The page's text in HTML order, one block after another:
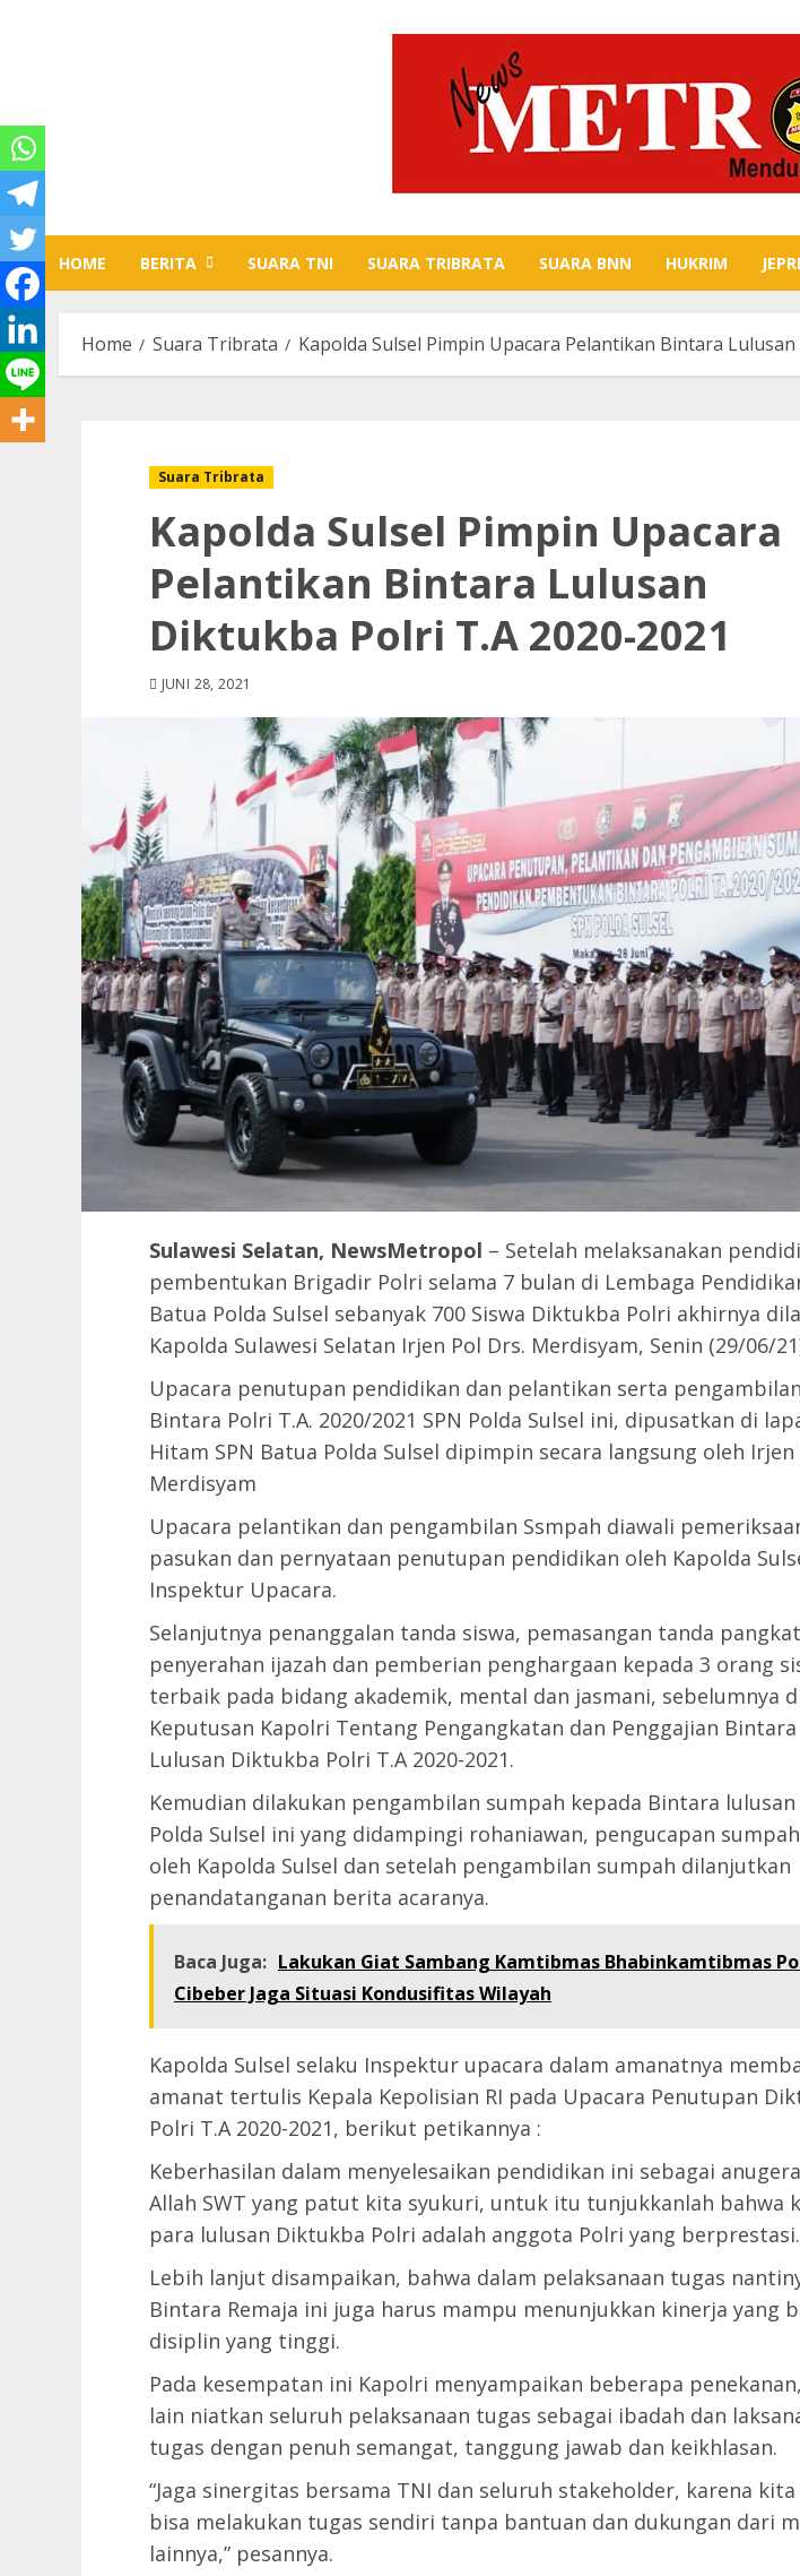
HOME BERITA SUARA TNI SUARA TRIBRATA SUARA BNN HUKRIM
Home Suara Tribrata Kapolda Sulsel Pimpin Upacara Pelantikan Bintara
Suara Tribrata
Kapolda Sulsel Pimpin Upacara
Pelantikan Bintara Lulusan
Diktukba Polri T.A 2020-2021
JUNI 28, 2021
Sulawesi Selatan, NewsMetropol – Setelah melaksanakan
pembentukan Brigadir Polri selama 7 bulan di Lembaga
Batua Polda Sulsel sebanyak 700 Siswa Diktukba Polri akhirnya
Kapolda Sulawesi Selatan Irjen Pol Drs. Merdisyam, Senin (29/06/
Upacara penutupan pendidikan dan pelantikan serta
Bintara Polri T.A. 2020/2021 SPN Polda Sulsel ini, dipusatkan di
Hitam SPN Batua Polda Sulsel dipimpin secara langsung oleh Irjen
Merdisyam
Upacara pelantikan dan pengambilan Ssmpah diawali
pasukan dan pernyataan penutupan pendidikan oleh Kapolda
Inspektur Upacara.
Selanjutnya penanggalan tanda siswa, pemasangan tanda
penyerahan ijazah dan pemberian penghargaan kepada 3 orang
terbaik pada bidang akademik, mental dan jasmani, sebelumnya
Keputusan Kapolri Tentang Pengangkatan dan Penggajian
Lulusan Diktukba Polri T.A 2020-2021.
Kemudian dilakukan pengambilan sumpah kepada Bintara lulusan
Polda Sulsel ini yang didampingi rohaniawan, pengucapan
oleh Kapolda Sulsel dan setelah pengambilan sumpah dilanjutkan
penandatanganan berita acaranya.
Baca Juga: Lakukan Giat Sambang Kamtibmas Bhabinkamtibmas
Cibeber Jaga Situasi Kondusifitas Wilayah
Kapolda Sulsel selaku Inspektur upacara dalam amanatnya
amanat tertulis Kepala Kepolisian RI pada Upacara Penutupan
Polri T.A 2020-2021, berikut petikannya :
Keberhasilan dalam menyelesaikan pendidikan ini sebagai
Allah SWT yang patut kita syukuri, untuk itu tunjukkanlah bahwa
para lulusan Diktukba Polri adalah anggota Polri yang berprestasi.
Lebih lanjut disampaikan, bahwa dalam pelaksanaan tugas
Bintara Remaja ini juga harus mampu menunjukkan kinerja yang
disiplin yang tinggi.
Pada kesempatan ini Kapolri menyampaikan beberapa
lain niatkan seluruh pelaksanaan tugas sebagai ibadah dan
tugas dengan penuh semangat, tanggung jawab dan keikhlasan.
“Jaga sinergitas bersama TNI dan seluruh stakeholder, karena
bisa melakukan tugas sendiri tanpa bantuan dan dukungan dari
lainnya,” pesannya.